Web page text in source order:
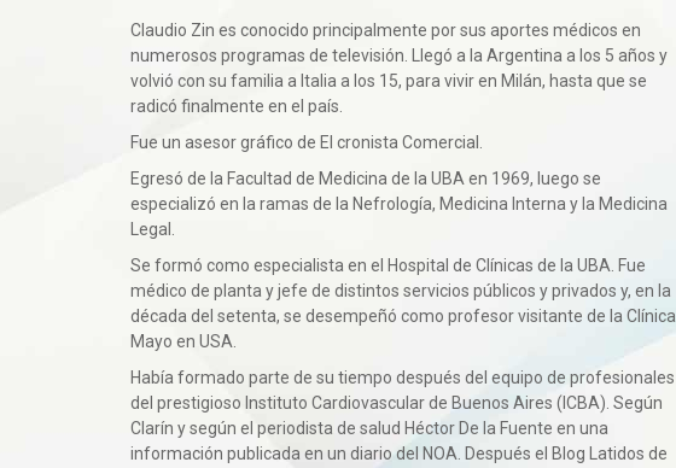
Claudio Zin es conocido principalmente por sus aportes médicos en
numerosos programas de televisión. Llegó a la Argentina a los 5 años y
volvió con su familia a Italia a los 15, para vivir en Milán, hasta que se
radicó finalmente en el país.
Fue un asesor gráfico de El cronista Comercial.
Egresó de la Facultad de Medicina de la UBA en 1969, luego se
especializó en la ramas de la Nefrología, Medicina Interna y la Medicina
Legal.
Se formó como especialista en el Hospital de Clínicas de la UBA. Fue
médico de planta y jefe de distintos servicios públicos y privados y, en la
década del setenta, se desempeñó como profesor visitante de la Clínica
Mayo en USA.
Había formado parte de su tiempo después del equipo de profesionales
del prestigioso Instituto Cardiovascular de Buenos Aires (ICBA). Según
Clarín y según el periodista de salud Héctor De la Fuente en una
información publicada en un diario del NOA. Después el Blog Latidos de